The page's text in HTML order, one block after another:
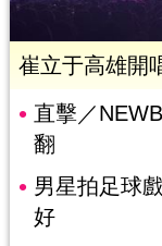
崔立于高雄開
直擊／
翻
男星拍足球
好